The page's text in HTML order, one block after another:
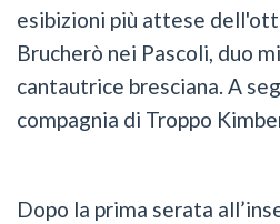
esibizioni più attese
Brucherò nei Pascoli, duo
cantautrice bresciana. A
compagnia di Troppo
Dopo la prima serata